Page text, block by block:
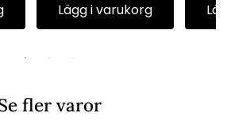
Lägg i varukorg
fler varor